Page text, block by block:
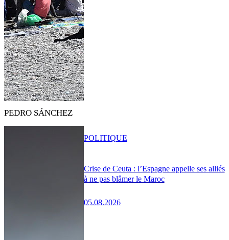
PEDRO SÁNCHEZ
Crise de Ceuta : l’Espagne appelle ses alliés
à ne pas blâmer le Maroc
05.08.2026
POLITIQUE